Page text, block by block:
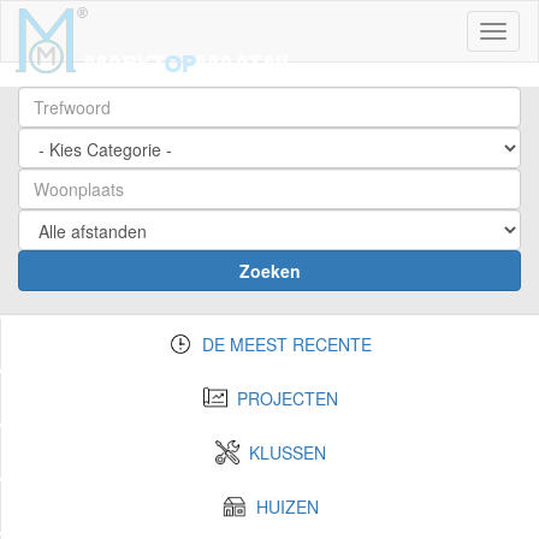
Zoeken
DE MEEST RECENTE
PROJECTEN
KLUSSEN
HUIZEN